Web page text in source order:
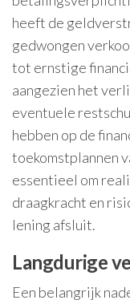
heeft de
gedwongen
tot ernstige
aangezien het
eventuele
hebben op de
toekomstplannen
essentieel om
draagkracht en
lening afsluit.
Langdurige
Een belangrijk